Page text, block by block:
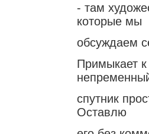
- там
которые мы
обсуждаем
Примыкает
спутник
Оставлю